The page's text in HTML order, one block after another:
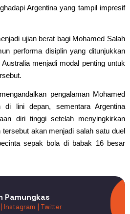
Argentina yang tampil impresif
ujian berat bagi Mohamed Salah
performa disiplin yang ditunjukkan
menjadi modal penting untuk
pengalaman Mohamed
di lini depan, sementara Argentina
diri tinggi setelah menyingkirkan
tersebut akan menjadi salah satu duel
sepak bola di babak 16 besar
Pamungkas
| Instagram | Twitter